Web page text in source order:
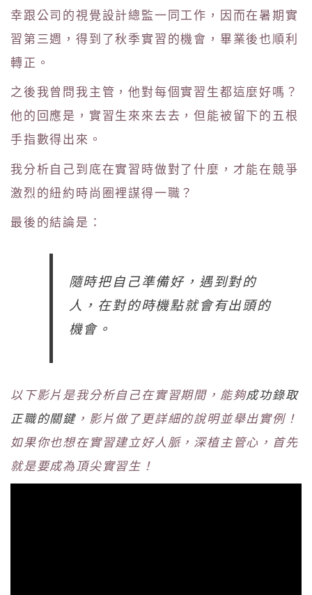
幸跟公司的視覺設計總監一同工作，因而在暑期實
習第三週，得到了秋季實習的機會，畢業後也順利
轉正。
之後我曾問我主管，他對每個實習生都這麼好嗎？
他的回應是，實習生來來去去，但能被留下的五根
手指數得出來。
我分析自己到底在實習時做對了什麼，才能在競爭
激烈的紐約時尚圈裡謀得一職？
最後的結論是：
隨時把自己準備好，遇到對的
人，在對的時機點就會有出頭的
機會。
以下影片是我分析自己在實習期間，能夠成功錄取
正職的關鍵 ，影片做了更詳細的說明並舉出實例！
如果你也想在實習建立好人脈，深植主管心，首先
就是要成為頂尖實習生！